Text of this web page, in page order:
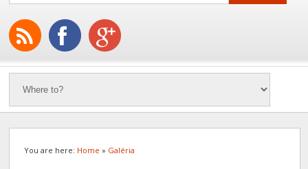
You are here: Home » Galéria